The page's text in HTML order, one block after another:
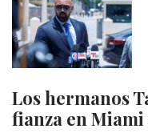
Los hermanos
fianza en